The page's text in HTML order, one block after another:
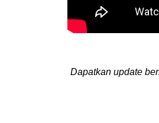
Dapatkan update